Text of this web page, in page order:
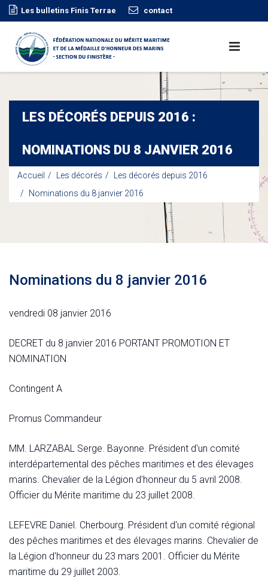
Les bulletins Finis Terrae contact
LES DÉCORÉS DEPUIS 2016 :
NOMINATIONS DU 8 JANVIER 2016
Accueil Les décorés
Les décorés depuis 2016
Nominations du 8 janvier 2016
Nominations du 8 janvier 2016
vendredi 08 janvier 2016
DECRET du 8 janvier 2016 PORTANT PROMOTION ET
NOMINATION
Contingent A
Promus Commandeur
MM. LARZABAL Serge. Bayonne. Président d'un comité
interdépartemental des pêches maritimes et des élevages
marins. Chevalier de la Légion d'honneur du 5 avril 2008.
Officier du Mérite maritime du 23 juillet 2008.
LEFEVRE Daniel. Cherbourg. Président d'un comité régional
des pêches maritimes et des élevages marins. Chevalier de
la Légion d'honneur du 23 mars 2001. Officier du Mérite
maritime du 29 juillet 2003.